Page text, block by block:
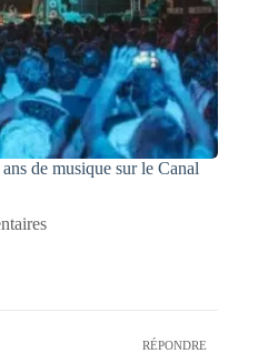
de musique sur le Canal
RÉPONDRE